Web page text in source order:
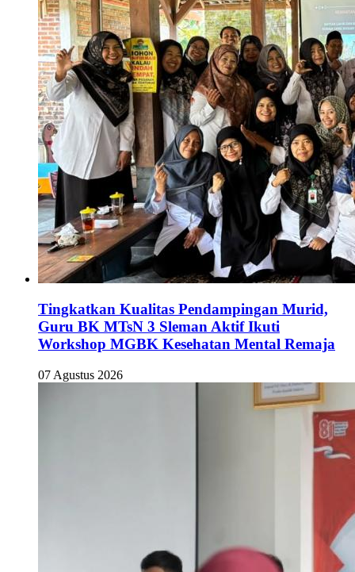
Tingkatkan Kualitas Pendampingan Murid,
Guru BK MTsN 3 Sleman Aktif Ikuti
Workshop MGBK Kesehatan Mental Remaja
07 Agustus 2026